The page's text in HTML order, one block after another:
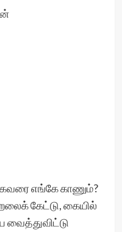
எங்கே காணும்?
கேட்டு, கையில்
வைத்துவிட்டு